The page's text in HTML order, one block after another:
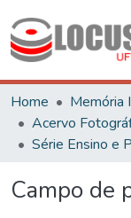
Home
Memória
Série Ensino e
Campo de